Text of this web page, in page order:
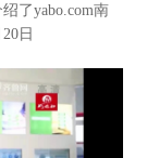
了yabo.com南
日